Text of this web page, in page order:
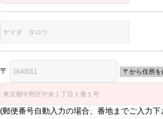
〒
(郵便番号自動入力の場合、番地までご入力下